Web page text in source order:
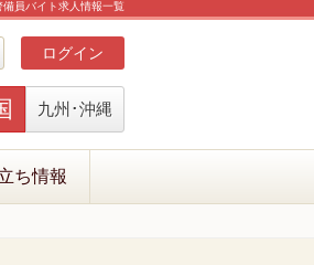
員バイト求人情報一覧
ログイン
九州･沖縄
ち情報